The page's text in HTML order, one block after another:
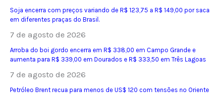
Soja encerra com preços variando de R$ 123,75 a R$ 149,00 por saca
em diferentes praças do Brasil.
7 de agosto de 2026
Arroba do boi gordo encerra em R$ 338,00 em Campo Grande e
aumenta para R$ 339,00 em Dourados e R$ 333,50 em Três Lagoas
7 de agosto de 2026
Petróleo Brent recua para menos de US$ 120 com tensões no Oriente